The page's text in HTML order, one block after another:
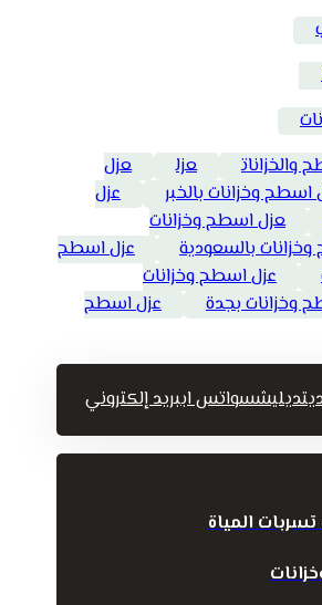
والخزانات
عزل
عزل
اسطح وخزانات بالخبر
عزل
عزل اسطح وخزانات
بالسعودية
عزل اسطح
عزل اسطح وخزانات
وخزانات بجدة
عزل اسطح
ديليشسواتس اببريد إلكتروني
المياة